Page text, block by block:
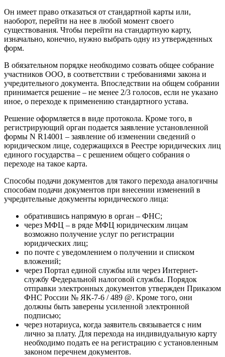
Он имеет право отказаться от стандартной карты или,
наоборот, перейти на нее в любой момент своего
существования. Чтобы перейти на стандартную карту,
изначально, конечно, нужно выбрать одну из утвержденных
форм.
В обязательном порядке необходимо созвать общее собрание
участников ООО, в соответствии с требованиями закона и
учредительного документа. Впоследствии на общем собрании
принимается решение – не менее 2/3 голосов, если не указано
иное, о переходе к применению стандартного устава.
Решение оформляется в виде протокола. Кроме того, в
регистрирующий орган подается заявление установленной
формы N R14001 – заявление об изменении сведений о
юридическом лице, содержащихся в Реестре юридических лиц
единого государства – с решением общего собрания о
переходе на такое карта.
Способы подачи документов для такого перехода аналогичны
способам подачи документов при внесении изменений в
учредительные документы юридического лица:
обратившись напрямую в орган – ФНС;
через МФЦ – в ряде МФЦ юридическим лицам
возможно получение услуг по регистрации
юридических лиц;
по почте с уведомлением о получении и списком
вложений;
через Портал единой службы или через Интернет-
службу Федеральной налоговой службы. Порядок
отправки электронных документов утвержден Приказом
ФНС России № ЯК-7-6 / 489 @. Кроме того, они
должны быть заверены усиленной электронной
подписью;
через нотариуса, когда заявитель связывается с ним
лично за плату. Для перехода на индивидуальную карту
необходимо подать ее на регистрацию с установленным
законом перечнем документов.